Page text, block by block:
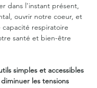
dans l'instant présent,
ouvrir notre coeur, et
respiratoire
santé et bien-être
simples et accessibles
les tensions